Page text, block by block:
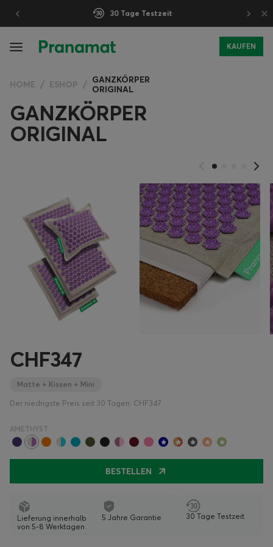
30 Tage Testzeit ×
KAUFEN
HOME ESHOP
GANZKÖRPER
ORIGINAL
GANZKÖRPER
ORIGINAL
CHF347
Matte + Kissen + Mini
Der niedrigste Preis seit 30 Tagen: CHF347
AMETHYST
BESTELLEN
Lieferung innerhalb
von 5-8 Werktagen
5 Jahre Garantie 30 Tage Testzeit